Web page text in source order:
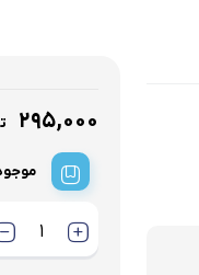
۲۹۵,۰۰۰
موجود